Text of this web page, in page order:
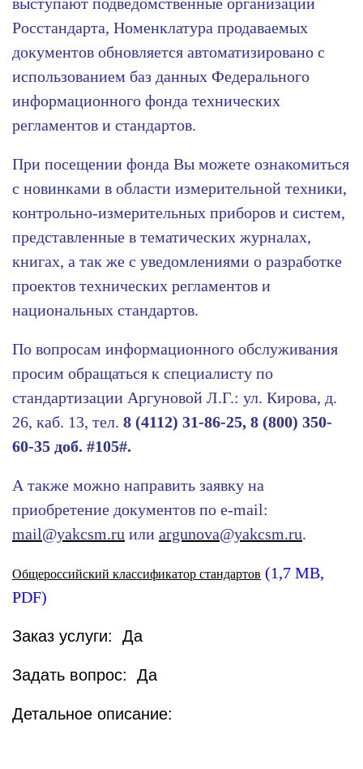
Росстандарта, Номенклатура продаваемых
документов обновляется автоматизировано с
использованием баз данных Федерального
информационного фонда технических
регламентов и стандартов.
При посещении фонда Вы можете ознакомиться
с новинками в области измерительной техники,
контрольно-измерительных приборов и систем,
представленные в тематических журналах,
книгах, а так же с уведомлениями о разработке
проектов технических регламентов и
национальных стандартов.
По вопросам информационного обслуживания
просим обращаться к специалисту по
стандартизации Аргуновой Л.Г.: ул. Кирова, д.
26, каб. 13, тел. 8 (4112) 31-86-25, 8 (800) 350-
60-35 доб. #105#.
А также можно направить заявку на
приобретение документов по e-mail:
mail@yakcsm.ru или argunova@yakcsm.ru.
Общероссийский классификатор стандартов (1,7 MB,
PDF)
Заказ услуги: Да
Задать вопрос: Да
Детальное описание: